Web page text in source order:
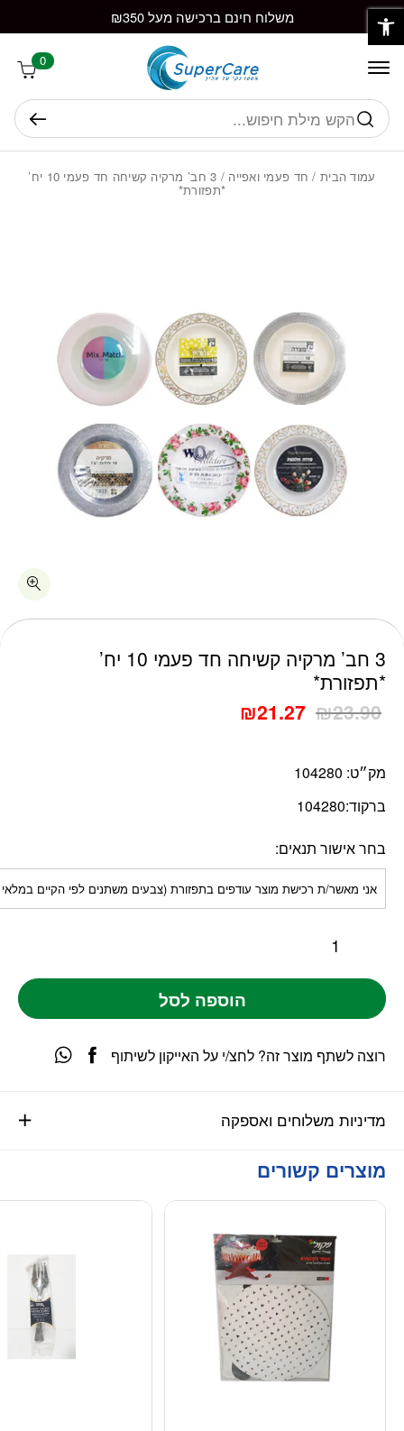
Skip to Content משלוח חינם ברכישה מעל ₪350
0
חיפוש
עמוד הבית/ חד פעמי ואפייה / 3 חב’ מרקיה קשיחה חד פעמי 10 יח’
*תפזורת*
3 חב’ מרקיה קשיחה חד פעמי 10 יח’
*תפזורת*
₪23.90
₪21.27
מק״ט: 104280
ברקוד:104280
בחר אישור תנאים
אני מאשר/ת רכישת מוצר עודפים בתפזורת (צבעים משתנים לפי הקיים
כמות 3 חב' מרקיה קשיחה חד פעמי 10 יח' *תפזורת*
הוספה לסל
מדיניות משלוחים ואספקה
רוצה לשתף מוצר זה? לחצ/י על האייקון לשיתוף
מוצרים קשורים
בחזרה למעלה
פתח סרגל נגישות